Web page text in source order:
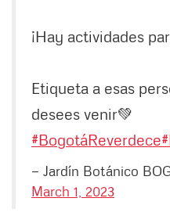
¡Hay actividades
Etiqueta a esas
desees venir💚
#BogotáReverdece
— Jardín Botánico
March 1, 2023